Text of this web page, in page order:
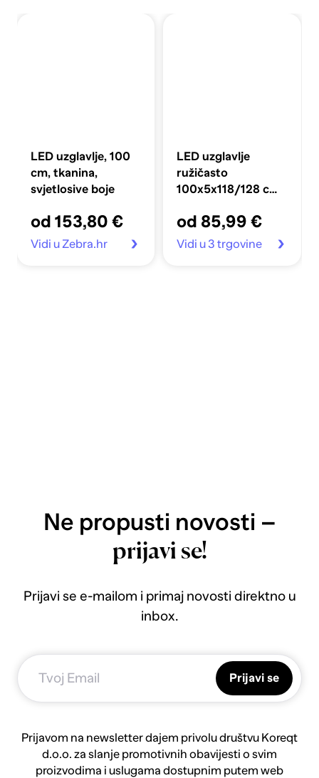
LED uzglavlje, 100
cm, tkanina,
svjetlosive boje
od 153,80 €
Vidi u Zebra.hr
LED uzglavlje
ružičasto
100x5x118/128 cm
od 85,99 €
Vidi u 3 trgovine
Ne propusti novosti –
prijavi se!
Prijavi se e-mailom i primaj novosti direktno u
inbox.
Prijavi se
Prijavom na newsletter dajem privolu društvu Koreqt
d.o.o. za slanje promotivnih obavijesti o svim
proizvodima i uslugama dostupnim putem web